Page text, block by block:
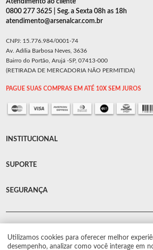
Utilizamos cookies para oferecer melhor
desempenho, analizar como você interage em
Atendimento ao cliente
0800 277 3625 | Seg. a Sexta 08h as 18h
atendimento@arsenalcar.com.br
CNPJ: 15.776.984/0001-74
Av. Adília Barbosa Neves, 3636
Bairro do Portão, Arujá -SP, 07413-000
(RETIRADA DE MERCADORIA NÃO PERMITIDA)
PAGUE SUAS COMPRAS EM ATÉ 10X SEM JUROS
INSTITUCIONAL
SUPORTE
SEGURANÇA
© Arsenal Car. Todos os direitos